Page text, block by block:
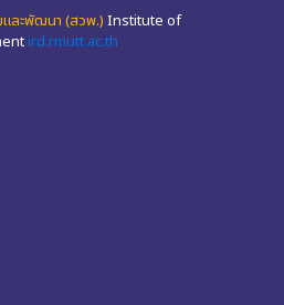
และพัฒนา (สวพ.) Institute of
ird.rmutt.ac.th